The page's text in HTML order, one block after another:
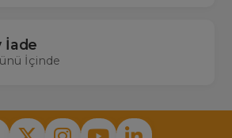
İade
İçinde